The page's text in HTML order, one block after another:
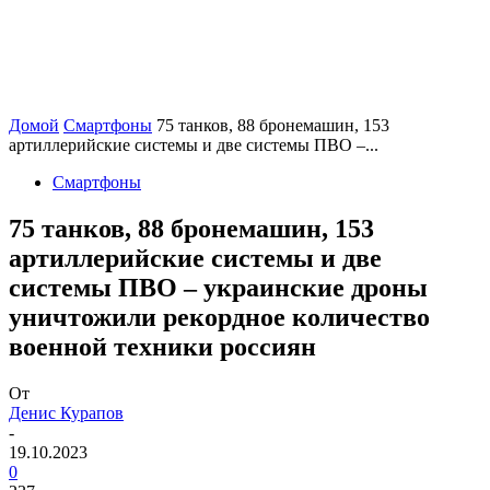
Домой Смартфоны 75 танков, 88 бронемашин, 153
артиллерийские системы и две системы ПВО –...
Смартфоны
75 танков, 88 бронемашин, 153
артиллерийские системы и две
системы ПВО – украинские дроны
уничтожили рекордное количество
военной техники россиян
От
Денис Курапов
-
19.10.2023
0